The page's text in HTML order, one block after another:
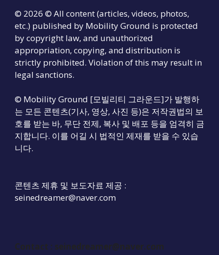
© 2026 © All content (articles, videos, photos,
etc.) published by Mobility Ground is protected
by copyright law, and unauthorized
appropriation, copying, and distribution is
strictly prohibited. Violation of this may result in
legal sanctions.
© Mobility Ground [모빌리티 그라운드]가 발행하
는 모든 콘텐츠(기사, 영상, 사진 등)은 저작권법의 보
호를 받는 바, 무단 전제, 복사 및 배포 등을 엄격히 금
지합니다. 이를 어길 시 법적인 제재를 받을 수 있습
니다.
콘텐츠 제휴 및 보도자료 제공 :
seinedreamer@naver.com
Contact : seinedreamer@naver.com